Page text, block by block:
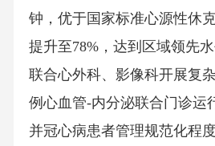
钟，优于国家标准心源性休
提升至78%，达到区域领先
联合心外科、影像科开展复
例心血管-内分泌联合门诊运
并冠心病患者管理规范化程